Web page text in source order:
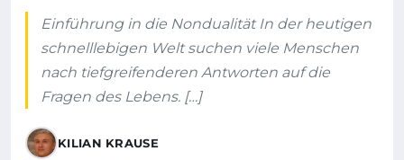
Einführung in die Nondualität In der heutigen
schnelllebigen Welt suchen viele Menschen
nach tiefgreifenderen Antworten auf die
Fragen des Lebens. […]
KILIAN KRAUSE